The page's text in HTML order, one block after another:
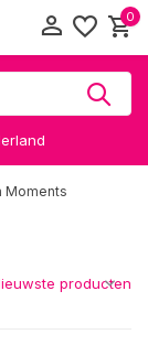
0
Moments